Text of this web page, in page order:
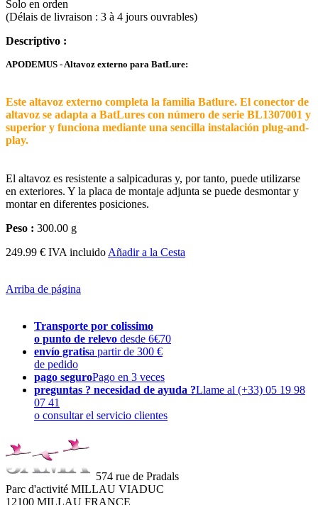
Solo en orden
(Délais de livraison : 3 à 4 jours ouvrables)
Descriptivo :
APODEMUS - Altavoz externo para BatLure:
Este altavoz externo completa la familia Batlure. El conector de
altavoz se adapta a BatLures con número de serie BL1307001 y
superior y funciona mediante una sencilla instalación plug-and-
play.
El altavoz es resistente a salpicaduras y, por tanto, puede utilizarse
en exteriores. Y la placa de montaje adjunta se puede desmontar y
montar en diferentes posiciones.
Peso : 300.00 g
249.99 € IVA incluido Añadir a la Cesta
Arriba de página
Transporte por colissimo
o punto de relevo desde 6€70
envío gratisa partir de 300 €
de pedido
pago seguroPago en 3 veces
preguntas ? necesidad de ayuda ?Llame al (+33) 05 19 98
07 41
o consultar el servicio clientes
574 rue de Pradals
Parc d'activité MILLAU VIADUC
12100 MILLAU FRANCE